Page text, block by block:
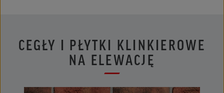
CEGŁY I PŁYTKI KLINKIEROWE
NA ELEWACJĘ